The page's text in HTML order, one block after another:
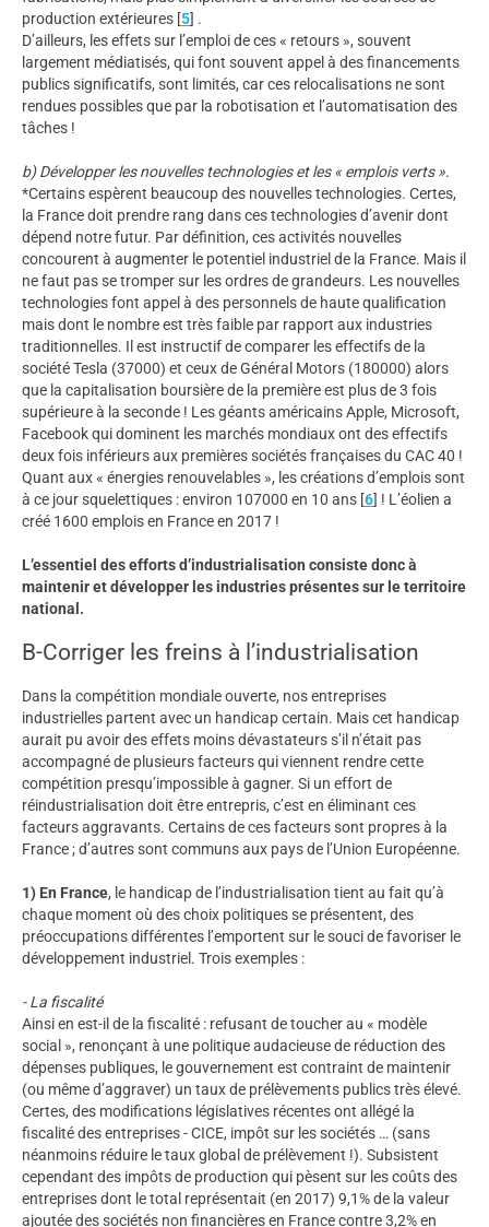
production extérieures [5] .
D’ailleurs, les effets sur l’emploi de ces « retours », souvent
largement médiatisés, qui font souvent appel à des financements
publics significatifs, sont limités, car ces relocalisations ne sont
rendues possibles que par la robotisation et l’automatisation des
tâches !
b) Développer les nouvelles technologies et les « emplois verts ».
*Certains espèrent beaucoup des nouvelles technologies. Certes,
la France doit prendre rang dans ces technologies d’avenir dont
dépend notre futur. Par définition, ces activités nouvelles
concourent à augmenter le potentiel industriel de la France. Mais il
ne faut pas se tromper sur les ordres de grandeurs. Les nouvelles
technologies font appel à des personnels de haute qualification
mais dont le nombre est très faible par rapport aux industries
traditionnelles. Il est instructif de comparer les effectifs de la
société Tesla (37000) et ceux de Général Motors (180000) alors
que la capitalisation boursière de la première est plus de 3 fois
supérieure à la seconde ! Les géants américains Apple, Microsoft,
Facebook qui dominent les marchés mondiaux ont des effectifs
deux fois inférieurs aux premières sociétés françaises du CAC 40 !
Quant aux « énergies renouvelables », les créations d’emplois sont
à ce jour squelettiques : environ 107000 en 10 ans [6] ! L’éolien a
créé 1600 emplois en France en 2017 !
L’essentiel des efforts d’industrialisation consiste donc à
maintenir et développer les industries présentes sur le territoire
national.
B-Corriger les freins à l’industrialisation
Dans la compétition mondiale ouverte, nos entreprises
industrielles partent avec un handicap certain. Mais cet handicap
aurait pu avoir des effets moins dévastateurs s’il n’était pas
accompagné de plusieurs facteurs qui viennent rendre cette
compétition presqu’impossible à gagner. Si un effort de
réindustrialisation doit être entrepris, c’est en éliminant ces
facteurs aggravants. Certains de ces facteurs sont propres à la
France ; d’autres sont communs aux pays de l’Union Européenne.
1) En France, le handicap de l’industrialisation tient au fait qu’à
chaque moment où des choix politiques se présentent, des
préoccupations différentes l’emportent sur le souci de favoriser le
développement industriel. Trois exemples :
- La fiscalité
Ainsi en est-il de la fiscalité : refusant de toucher au « modèle
social », renonçant à une politique audacieuse de réduction des
dépenses publiques, le gouvernement est contraint de maintenir
(ou même d’aggraver) un taux de prélèvements publics très élevé.
Certes, des modifications législatives récentes ont allégé la
fiscalité des entreprises - CICE, impôt sur les sociétés … (sans
néanmoins réduire le taux global de prélèvement !). Subsistent
cependant des impôts de production qui pèsent sur les coûts des
entreprises dont le total représentait (en 2017) 9,1% de la valeur
ajoutée des sociétés non financières en France contre 3,2% en